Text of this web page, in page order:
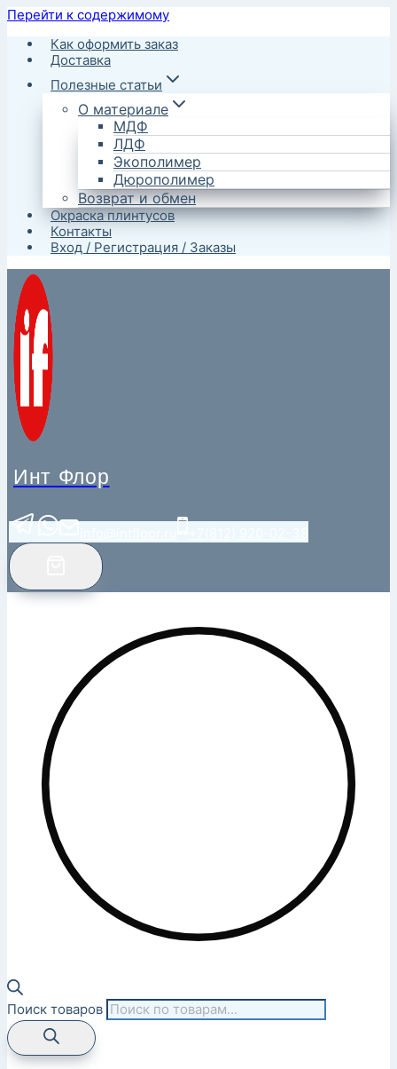
Перейти к содержимому
Как оформить заказ
Доставка
Полезные статьи
О материале
МДФ
ЛДФ
Экополимер
Дюрополимер
Возврат и обмен
Окраска плинтусов
Контакты
Вход / Регистрация / Заказы
Инт Флор
Поиск товаров